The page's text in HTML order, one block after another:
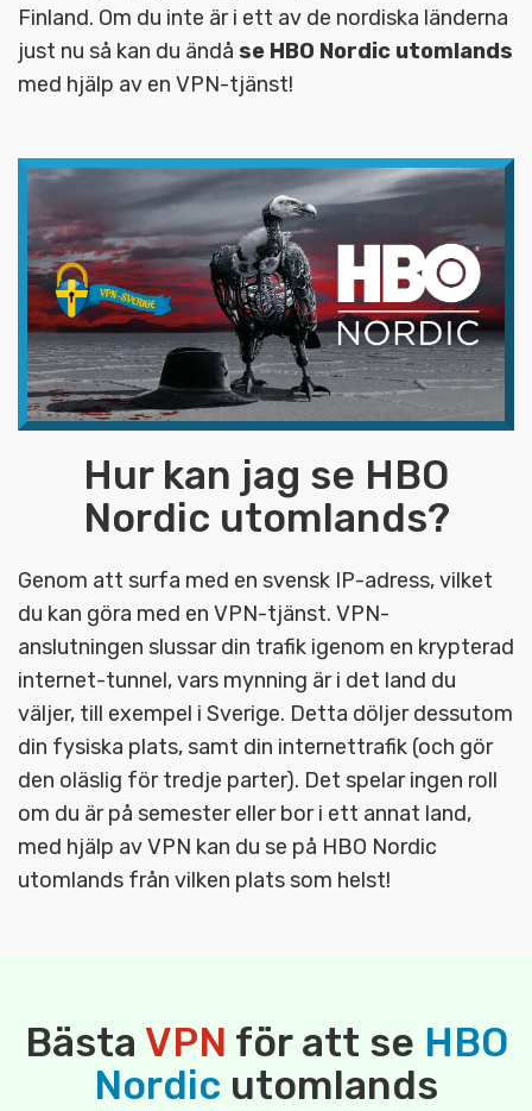
Finland. Om du inte är i ett av de nordiska länderna
just nu så kan du ändå se HBO Nordic utomlands
med hjälp av en VPN-tjänst!
Hur kan jag se HBO
Nordic utomlands?
Genom att surfa med en svensk IP-adress, vilket
du kan göra med en VPN-tjänst. VPN-
anslutningen slussar din trafik igenom en krypterad
internet-tunnel, vars mynning är i det land du
väljer, till exempel i Sverige. Detta döljer dessutom
din fysiska plats, samt din internettrafik (och gör
den oläslig för tredje parter). Det spelar ingen roll
om du är på semester eller bor i ett annat land,
med hjälp av VPN kan du se på HBO Nordic
utomlands från vilken plats som helst!
Bästa VPN för att se HBO
Nordic utomlands